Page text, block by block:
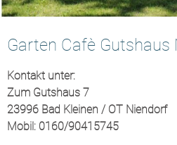
Garten Cafè Gutshaus
Kontakt unter:
Zum Gutshaus 7
23996 Bad Kleinen / OT Niendorf
Mobil: 0160/90415745